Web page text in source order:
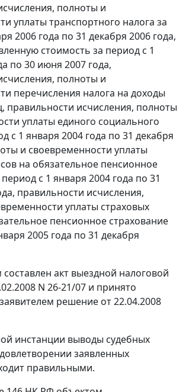
полноты и
уплаты транспортного налога за
2006 года по 31 декабря 2006 года,
стоимость за период с 1
по 30 июня 2007 года,
полноты и
перечисления налога на доходы
правильности исчисления, полноты
уплаты единого социального
с 1 января 2004 года по 31 декабря
и своевременности уплаты
на обязательное пенсионное
с 1 января 2004 года по 31
правильности исчисления,
уплаты страховых
пенсионное страхование
2005 года по 31 декабря
акт выездной налоговой
N 26-21/07 и принято
решение от 22.04.2008
инстанции выводы судебных
заявленных
правильными.